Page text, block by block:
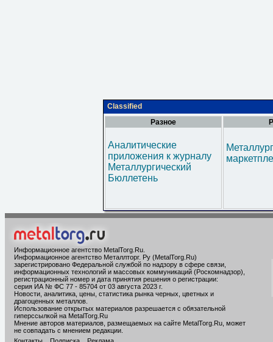
Classified
Разное
Аналитические
приложения к журналу
Металлургический
Бюллетень
Информационное агентство MetalTorg.Ru
Информационное агентство Металлторг. Ру (MetalTorg.Ru)
зарегистрировано Федеральной службой по надзору в сфере связи,
информационных технологий и массовых коммуникаций (Роскомнадзор),
регистрационный номер и дата принятия решения о регистрации:
серия ИА № ФС 77 - 85704 от 03 августа 2023 г.
Новости, аналитика, цены, статистика рынка черных, цветных и
драгоценных металлов.
Использование открытых материалов разрешается с обязательной
гиперссылкой на MetalTorg.Ru
Мнение авторов материалов, размещаемых на сайте MetalTorg.Ru, может
не совпадать с мнением редакции.